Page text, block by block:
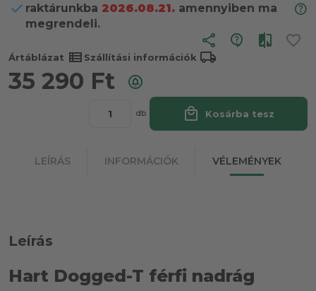
raktárunkba 2026.08.21. amennyiben ma
megrendeli.
share
Ártáblázat view_list Szállítási információk local_shipping
35 290 Ft
db local_mall Kosárba tesz
LEÍRÁS INFORMÁCIÓK VÉLEMÉNYEK
Leírás
Hart Dogged-T férfi nadrág